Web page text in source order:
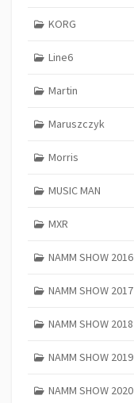
KORG
Line6
Martin
Maruszczyk
Morris
MUSIC MAN
MXR
NAMM SHOW 2016
NAMM SHOW 2017
NAMM SHOW 2018
NAMM SHOW 2019
NAMM SHOW 2020